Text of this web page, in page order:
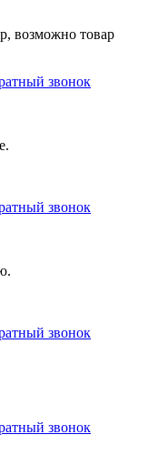
возможно товар
звонок
звонок
звонок
звонок